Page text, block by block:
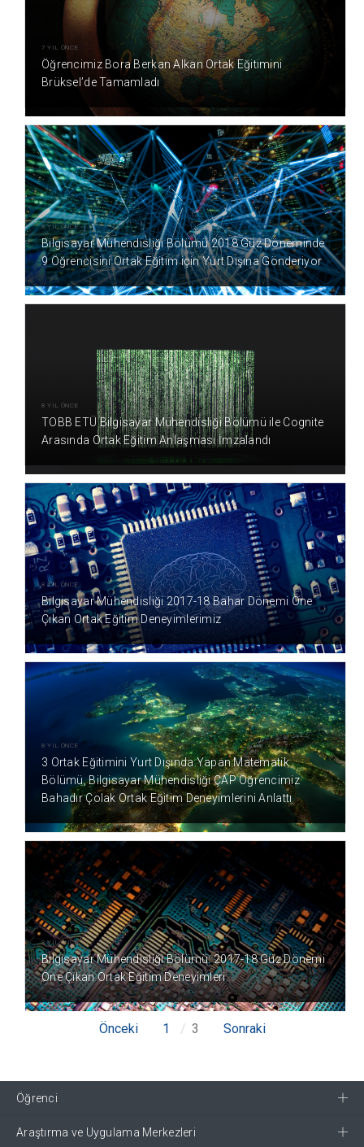
7 YIL ÖNCE
Öğrencimiz Bora Berkan Alkan Ortak Eğitimini
Brüksel’de Tamamladı
8 YIL ÖNCE
Bilgisayar Mühendisliği Bölümü 2018 Güz Döneminde
9 Öğrencisini Ortak Eğitim için Yurt Dışına Gönderiyor
8 YIL ÖNCE
TOBB ETÜ Bilgisayar Mühendisliği Bölümü ile Cognite
Arasında Ortak Eğitim Anlaşması İmzalandı
8 YIL ÖNCE
Bilgisayar Mühendisliği 2017-18 Bahar Dönemi Öne
Çıkan Ortak Eğitim Deneyimlerimiz
8 YIL ÖNCE
3 Ortak Eğitimini Yurt Dışında Yapan Matematik
Bölümü, Bilgisayar Mühendisliği ÇAP Öğrencimiz
Bahadır Çolak Ortak Eğitim Deneyimlerini Anlattı
8 YIL ÖNCE
Bilgisayar Mühendisliği Bölümü: 2017-18 Güz Dönemi
Öne Çıkan Ortak Eğitim Deneyimleri
Önceki 1 3 Sonraki
Öğrenci
Araştırma ve Uygulama Merkezleri